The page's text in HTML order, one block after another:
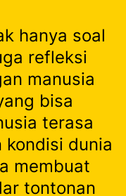
hanya soal
refleksi
manusia
bisa
terasa
kondisi dunia
membuat
tontonan